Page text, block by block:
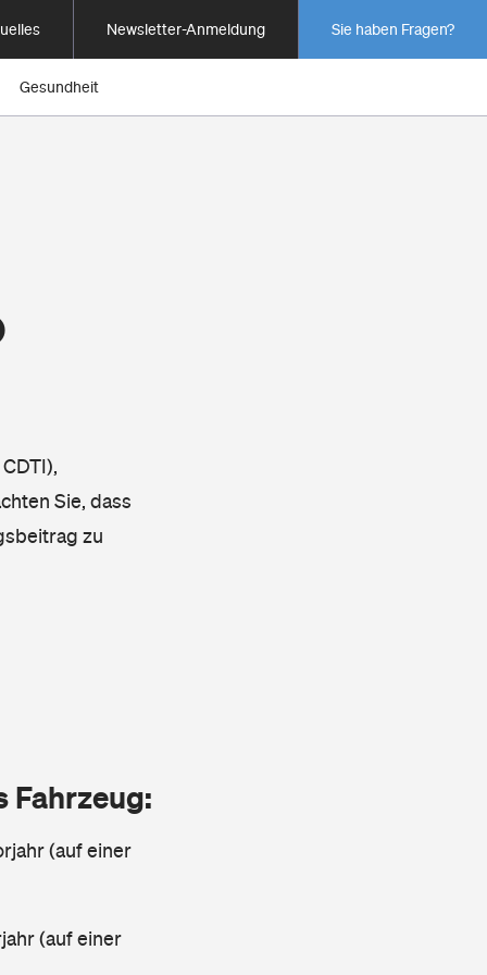
Newsletter-Anmeldung Sie haben Fragen?
Gesundheit
Sie, dass
zu
Fahrzeug:
(auf einer
(auf einer